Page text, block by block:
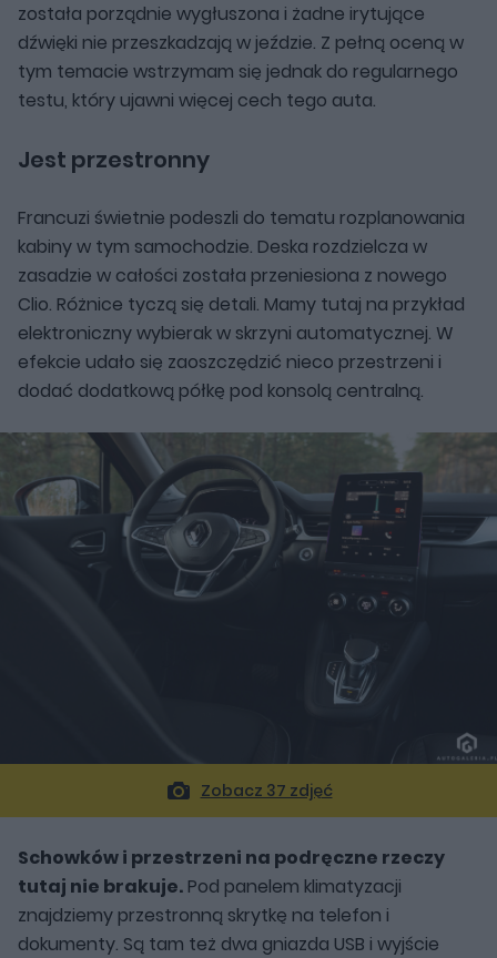
została porządnie wygłuszona i żadne irytujące
dźwięki nie przeszkadzają w jeździe. Z pełną oceną w
tym temacie wstrzymam się jednak do regularnego
testu, który ujawni więcej cech tego auta.
Jest przestronny
Francuzi świetnie podeszli do tematu rozplanowania
kabiny w tym samochodzie. Deska rozdzielcza w
zasadzie w całości została przeniesiona z nowego
Clio. Różnice tyczą się detali. Mamy tutaj na przykład
elektroniczny wybierak w skrzyni automatycznej. W
efekcie udało się zaoszczędzić nieco przestrzeni i
dodać dodatkową półkę pod konsolą centralną.
Zobacz 37 zdjęć
Schowków i przestrzeni na podręczne rzeczy
tutaj nie brakuje. Pod panelem klimatyzacji
znajdziemy przestronną skrytkę na telefon i
dokumenty. Są tam też dwa gniazda USB i wyjście